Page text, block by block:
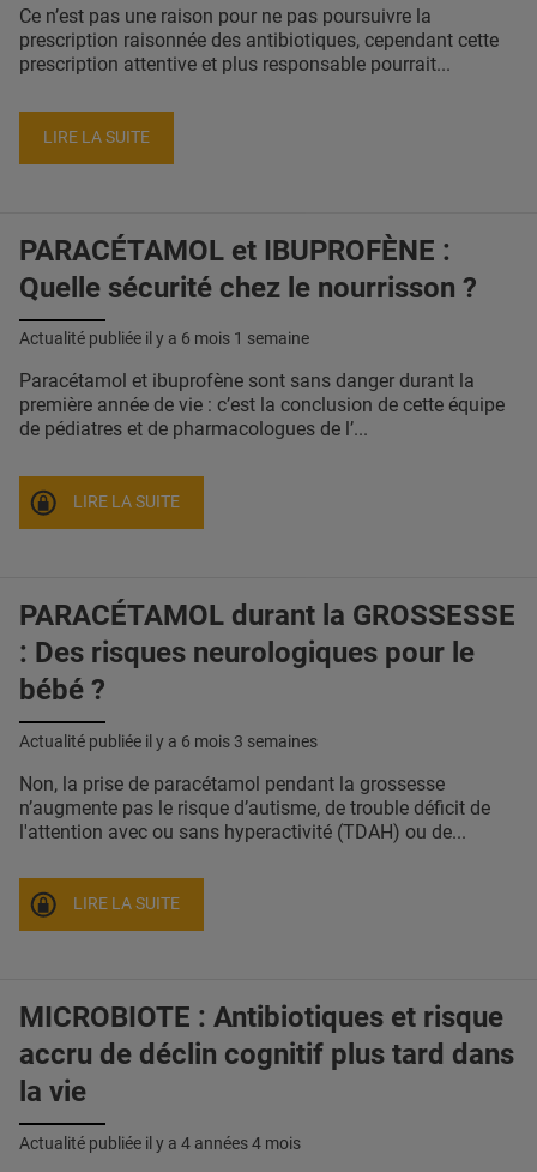
Ce n’est pas une raison pour ne pas poursuivre la
prescription raisonnée des antibiotiques, cependant cette
prescription attentive et plus responsable pourrait...
LIRE LA SUITE
PARACÉTAMOL et IBUPROFÈNE :
Quelle sécurité chez le nourrisson ?
Actualité publiée il y a 6 mois 1 semaine
Paracétamol et ibuprofène sont sans danger durant la
première année de vie : c’est la conclusion de cette équipe
de pédiatres et de pharmacologues de l’...
LIRE LA SUITE
PARACÉTAMOL durant la GROSSESSE
: Des risques neurologiques pour le
bébé ?
Actualité publiée il y a 6 mois 3 semaines
Non, la prise de paracétamol pendant la grossesse
n’augmente pas le risque d’autisme, de trouble déficit de
l'attention avec ou sans hyperactivité (TDAH) ou de...
LIRE LA SUITE
MICROBIOTE : Antibiotiques et risque
accru de déclin cognitif plus tard dans
la vie
Actualité publiée il y a 4 années 4 mois